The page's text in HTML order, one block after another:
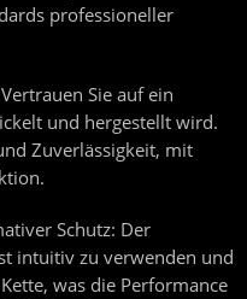
professioneller
Vertrauen Sie auf ein
und hergestellt wird.
Zuverlässigkeit, mit
Schutz: Der
intuitiv zu verwenden und
was die Performance